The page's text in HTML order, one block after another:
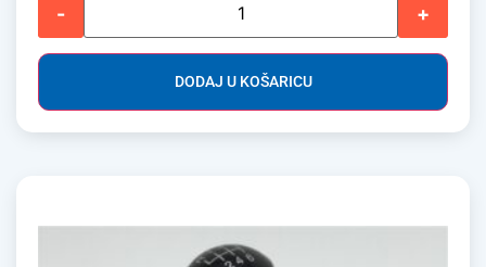
- +
DODAJ U KOŠARICU